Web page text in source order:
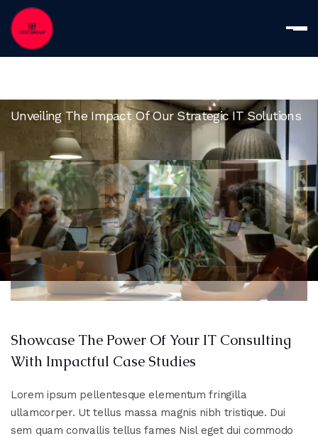
Unveiling The Impact Of Our Strategic IT Solutions
Showcase The Power Of Your IT Consulting
With Impactful Case Studies
Lorem ipsum pellentesque elementum fringilla
ullamcorper. Ut tellus massa magnis nibh tristique. Dui
sem quam convallis tellus fames Nisl eget dui commodo